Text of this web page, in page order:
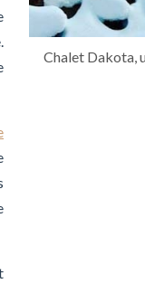
Chalet Dakota,